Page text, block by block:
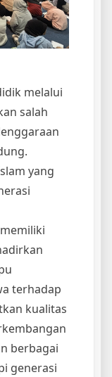
melalui
salah
yang
terhadap
kualitas
berbagai
generasi